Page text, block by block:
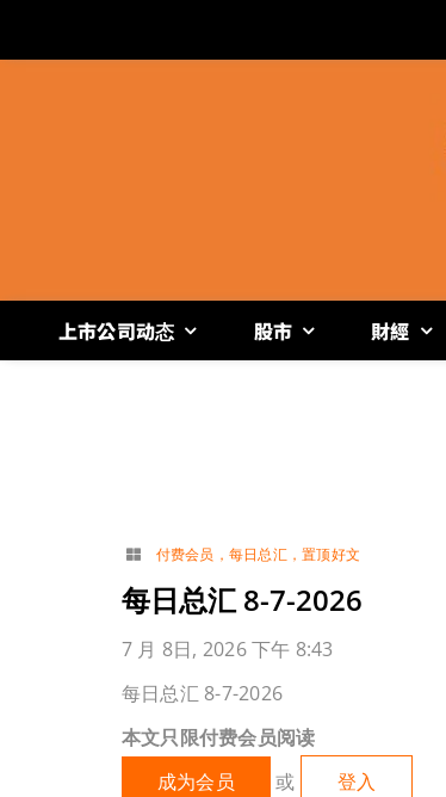
上市公司动态 股市 財經
付费会员 ， 每日总汇，置顶好文
每日总汇 8-7-2026
7 月 8日, 2026 下午 8:43
每日总汇 8-7-2026
本文只限付费会员阅读
成为会员
或 登入